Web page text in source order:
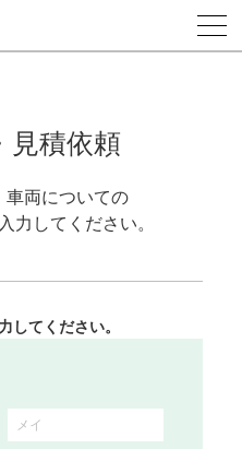
見積依頼
車両についての
力してください。
してください。